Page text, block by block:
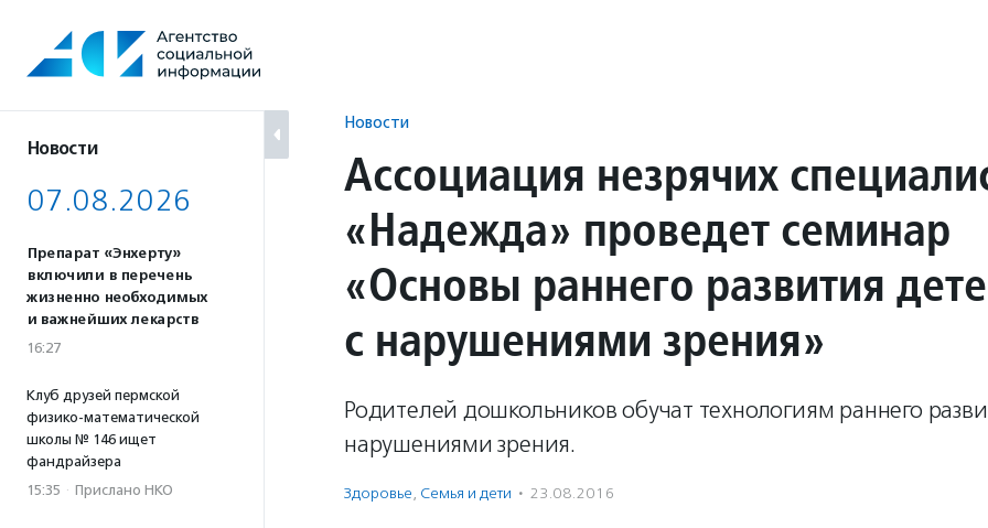
содержанию
Новости
07.08.2026
Препарат «Энхерту»
включили в перечень
жизненно необходимых
и важнейших лекарств
16:27
Клуб друзей пермской
физико-математической
школы № 146 ищет
фандрайзера
15:35 · Прислано НКО
Новости
Ассоциация незрячих
«Надежда» проведет семинар
«Основы раннего развития
с нарушениями зрения»
Родителей дошкольников обучат технологиям раннего
нарушениями зрения.
Здоровье, Семья и дети · 23.08.2016